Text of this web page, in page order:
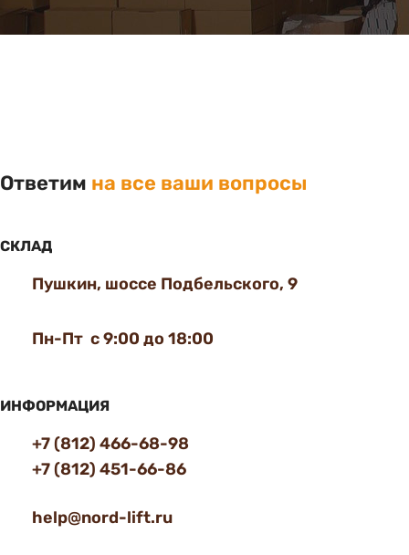
Ответим на все ваши вопросы
СКЛАД
Пушкин, шоссе Подбельского, 9
Пн-Пт с 9:00 до 18:00
ИНФОРМАЦИЯ
+7 (812) 466-68-98
+7 (812) 451-66-86
help@nord-lift.ru